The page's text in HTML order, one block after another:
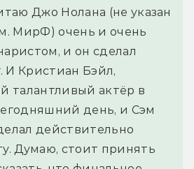
Джо Нолана (не указан
МирФ) очень и очень
и он сделал
И Кристиан Бэйл,
талантливый актёр в
день, и Сэм
действительно
Думаю, стоит принять